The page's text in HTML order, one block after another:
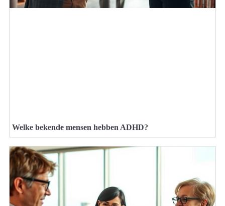
Welke bekende mensen hebben ADHD?